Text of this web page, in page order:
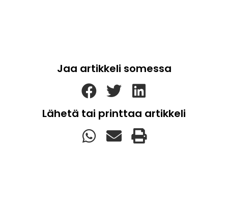
Jaa artikkeli somessa
Lähetä tai printtaa artikkeli